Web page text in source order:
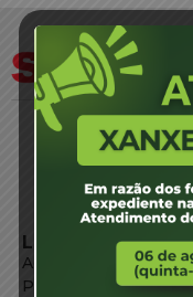
LINKS EXTERNOS
Agência de Notícias
Portal de Serviços